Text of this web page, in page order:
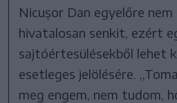
Nicușor Dan egyelőre
hivatalosan senkit, ezért
sajtóértesülésekből lehet
esetleges jelölésére.
meg engem, nem tudom,